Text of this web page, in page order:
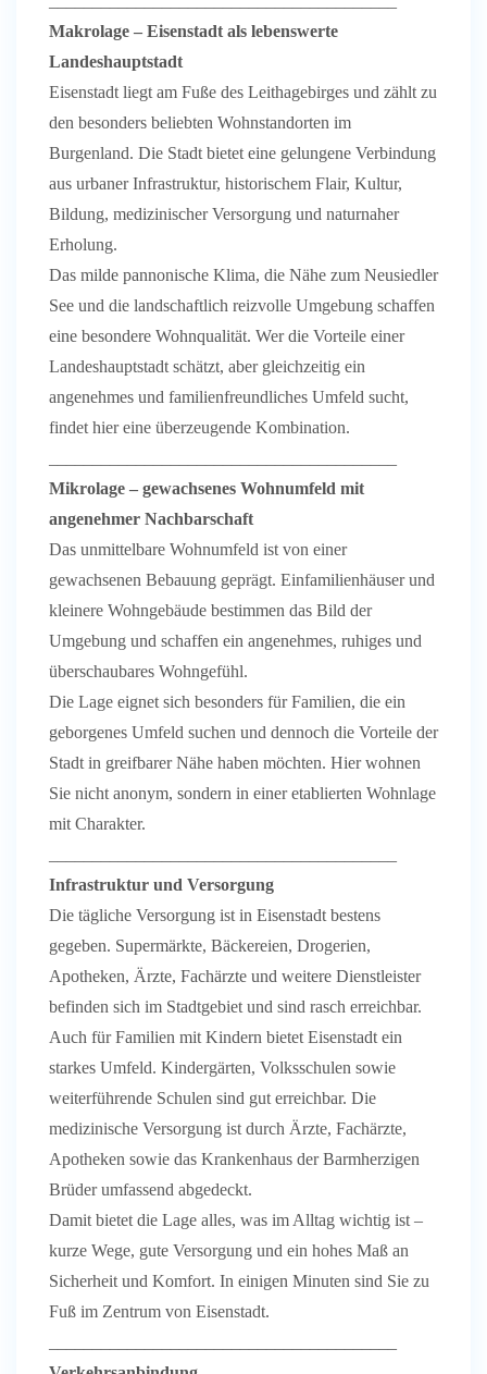
Makrolage – Eisenstadt als lebenswerte
Landeshauptstadt
Eisenstadt liegt am Fuße des Leithagebirges und zählt zu
den besonders beliebten Wohnstandorten im
Burgenland. Die Stadt bietet eine gelungene Verbindung
aus urbaner Infrastruktur, historischem Flair, Kultur,
Bildung, medizinischer Versorgung und naturnaher
Erholung.
Das milde pannonische Klima, die Nähe zum Neusiedler
See und die landschaftlich reizvolle Umgebung schaffen
eine besondere Wohnqualität. Wer die Vorteile einer
Landeshauptstadt schätzt, aber gleichzeitig ein
angenehmes und familienfreundliches Umfeld sucht,
findet hier eine überzeugende Kombination.
Mikrolage – gewachsenes Wohnumfeld mit
angenehmer Nachbarschaft
Das unmittelbare Wohnumfeld ist von einer
gewachsenen Bebauung geprägt. Einfamilienhäuser und
kleinere Wohngebäude bestimmen das Bild der
Umgebung und schaffen ein angenehmes, ruhiges und
überschaubares Wohngefühl.
Die Lage eignet sich besonders für Familien, die ein
geborgenes Umfeld suchen und dennoch die Vorteile der
Stadt in greifbarer Nähe haben möchten. Hier wohnen
Sie nicht anonym, sondern in einer etablierten Wohnlage
mit Charakter.
Infrastruktur und Versorgung
Die tägliche Versorgung ist in Eisenstadt bestens
gegeben. Supermärkte, Bäckereien, Drogerien,
Apotheken, Ärzte, Fachärzte und weitere Dienstleister
befinden sich im Stadtgebiet und sind rasch erreichbar.
Auch für Familien mit Kindern bietet Eisenstadt ein
starkes Umfeld. Kindergärten, Volksschulen sowie
weiterführende Schulen sind gut erreichbar. Die
medizinische Versorgung ist durch Ärzte, Fachärzte,
Apotheken sowie das Krankenhaus der Barmherzigen
Brüder umfassend abgedeckt.
Damit bietet die Lage alles, was im Alltag wichtig ist –
kurze Wege, gute Versorgung und ein hohes Maß an
Sicherheit und Komfort. In einigen Minuten sind Sie zu
Fuß im Zentrum von Eisenstadt.